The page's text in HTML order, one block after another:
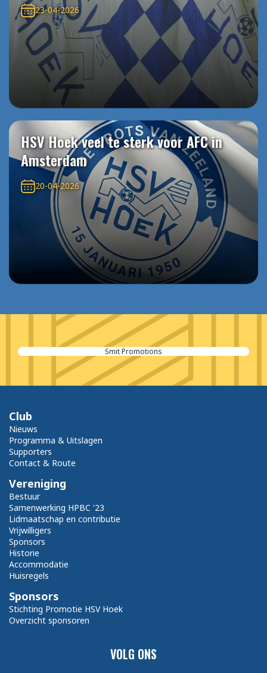
23-04-2026
HSV Hoek veel te sterk voor AFC in
Amsterdam
20-04-2026
Smit Promotions
VOLG ONS
Club
Nieuws
Programma & Uitslagen
Supporters
Contact & Route
Vereniging
Bestuur
Samenwerking HPBC '23
Lidmaatschap en contributie
Vrijwilligers
Sponsors
Historie
Accommodatie
Huisregels
Sponsors
Stichting Promotie HSV Hoek
Overzicht sponsoren